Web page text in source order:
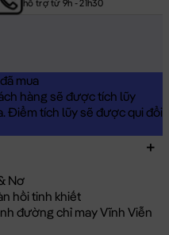
hỗ trợ từ 9h - 21h30
mua
hàng sẽ được tích lũy
Điểm tích lũy sẽ được qui đổi
Nơ
hồi tinh khiết
đường chỉ may Vĩnh Viễn